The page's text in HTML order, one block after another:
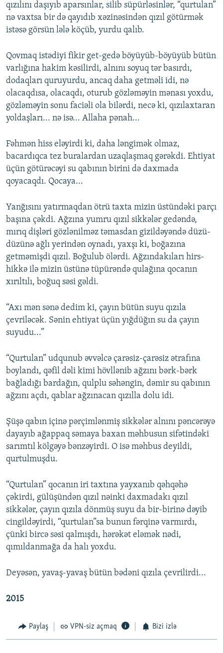
qızılını daşıyıb aparsınlar, silib süpürləsinlər, “qurtulan”
nə vaxtsa bir də qayıdıb xəzinəsindən qızıl götürmək
istəsə görsün lələ köçüb, yurdu qalıb.
Qovmaq istədiyi fikir get-gedə böyüyüb-böyüyüb bütün
varlığına hakim kəsilirdi, alnını soyuq tər basırdı,
dodaqları quruyurdu, ancaq daha getməli idi, nə
olacaqdısa, olacaqdı, oturub gözləməyin mənası yoxdu,
gözləməyin sonu faciəli ola bilərdi, necə ki, qızılaxtaran
yoldaşları... nə isə... Allaha pənah...
Fəhmən hiss eləyirdi ki, daha ləngimək olmaz,
bacardıqca tez buralardan uzaqlaşmaq gərəkdi. Ehtiyat
üçün götürəcəyi su qabının birini də daxmada
qoyacaqdı. Qocaya...
Yanğısını yatırmaqdan ötrü taxta mizin üstündəki parçı
başına çəkdi. Ağzına yumru qızıl sikkələr gedəndə,
mırıq dişləri gözlənilməz təmasdan gizildəyəndə düzü-
düzünə ağlı yerindən oynadı, yaxşı ki, boğazına
getməmişdi qızıl. Boğulub ölərdi. Ağzındakıları hirs-
hikkə ilə mizin üstünə tüpürəndə qulağına qocanın
xırıltılı, boğuq səsi gəldi.
“Axı mən sənə dedim ki, çayın bütün suyu qızıla
çevriləcək. Sənin ehtiyat üçün yığdüğın su da çayın
suyudu...”
“Qurtulan” udqunub əvvəlcə çarəsiz-çarəsiz ətrafına
boylandı, qəfil dəli kimi hövllənib ağzını bərk-bərk
bağladığı bardağın, qulplu səhəngin, dəmir su qabının
ağzını açdı, qablar ağzınacan qızılla dolu idi.
Şüşə qabın içinə pərçimlənmiş sikkələr alnını pəncərəyə
dayayıb ağappaq səmaya baxan məhbusun sifətindəki
sarımtıl kölgəyə bənzəyirdi. O isə məhbus deyildi,
qurtulmuşdu.
“Qurtulan” qocanın iri taxtına yayxanıb qəhqəhə
çəkirdi, gülüşündən qızıl nəinki daxmadakı qızıl
sikkələr, çayın qızıla dönmüş suyu da bir-birinə dəyib
cingildəyirdi, “qurtulan”sa bunun fərqinə varmırdı,
çünki bircə səsi qalmışdı, hərəkət eləmək nədi,
qımıldanmağa da halı yoxdu.
Deyəsən, yavaş-yavaş bütün bədəni qızıla çevrilirdi...
2015
Paylaş VPN-siz açmaq Bizi izlə